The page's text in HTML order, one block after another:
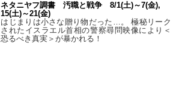
ネタニヤフ調書 汚職と戦争 8/1(土)～7(金),
15(土)～21(金)
はじまりは小さな贈り物だった…。 極秘リーク
されたイスラエル首相の警察尋問映像により＜
恐るべき真実＞が暴かれる！